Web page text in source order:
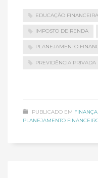
EDUCAÇÃO FINANCEIRA
IMPOSTO DE RENDA
PLANEJAMENTO
PREVIDÊNCIA PRIVADA
PUBLICADO EM
PLANEJAMENTO